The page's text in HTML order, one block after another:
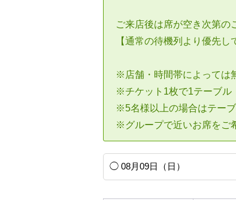
ご来店後は席が空き次第の
【通常の待機列より優先し
※店舗・時間帯によっては
※チケット1枚で1テーブル
※5名様以上の場合はテー
※グループで近いお席をご